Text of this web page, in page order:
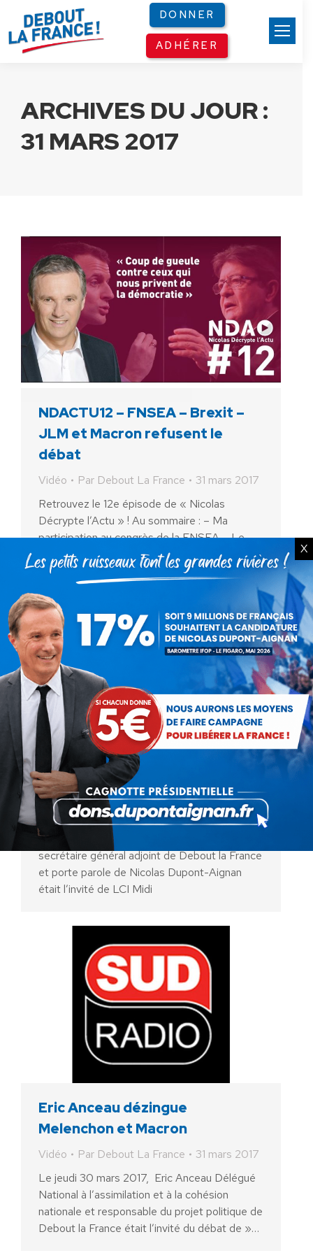
DONNER
ADHÉRER
ARCHIVES DU JOUR :
31 MARS 2017
NDACTU12 – FNSEA – Brexit –
JLM et Macron refusent le
débat
Vidéo Par Debout La France
31 mars 2017
Retrouvez le 12e épisode de « Nicolas
Décrypte l’Actu » ! Au sommaire : – Ma
participation au congrès de la FNSEA – Le
Brexit : une chance pour le peuple britannique,
…
Laurent Jacobelli invité de LCI
Vidéo ParDebout La France
31 mars 2017
Le vendredi 31 mars 2017, Laurent Jacobelli,
secrétaire général adjoint de Debout la France
et porte parole de Nicolas Dupont-Aignan
était l’invité de LCI Midi
Eric Anceau dézingue
Melenchon et Macron
Vidéo Par Debout La France
31 mars 2017
Le jeudi 30 mars 2017, Eric Anceau Délégué
National à l’assimilation et à la cohésion
nationale et responsable du projet politique de
Debout la France était l’invité du débat de »…
X
Panneau de gestion des cookies